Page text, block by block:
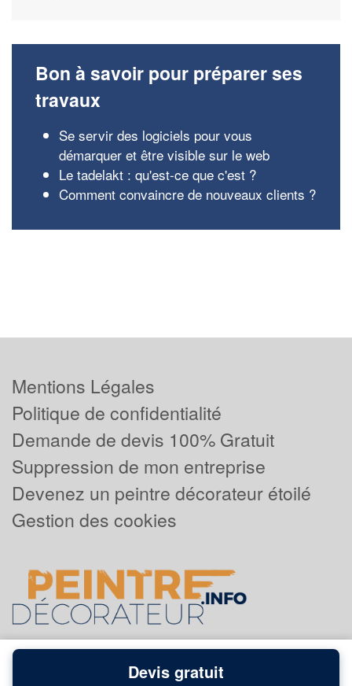
Bon à savoir pour préparer ses
travaux
Se servir des logiciels pour vous
démarquer et être visible sur le web
Le tadelakt : qu'est-ce que c'est ?
Comment convaincre de nouveaux clients ?
Mentions Légales
Politique de confidentialité
Demande de devis 100% Gratuit
Suppression de mon entreprise
Devenez un peintre décorateur étoilé
Gestion des cookies
Powered byPlus que pro
Devis gratuit